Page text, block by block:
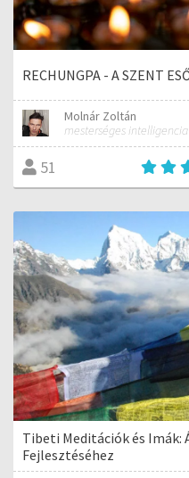
RECHUNGPA - A SZENT
Molnár Zoltán
mesterséges
51
Tibeti Meditációk és
Fejlesztéséhez